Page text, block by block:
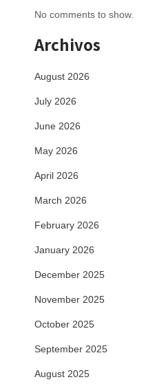
No comments to show.
Archivos
August 2026
July 2026
June 2026
May 2026
April 2026
March 2026
February 2026
January 2026
December 2025
November 2025
October 2025
September 2025
August 2025